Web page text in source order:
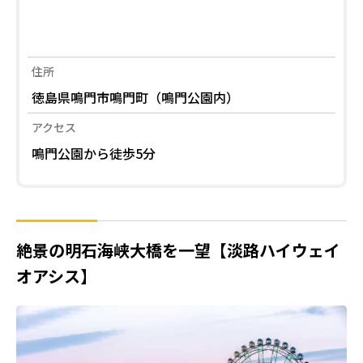
住所
徳島県鳴門市鳴門町（鳴門公園内）
アクセス
鳴門公園から徒歩5分
絶景の明石海峡大橋を一望【淡路ハイウェイ
オアシス】